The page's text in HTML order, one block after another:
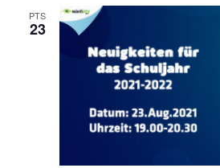
PTS
23